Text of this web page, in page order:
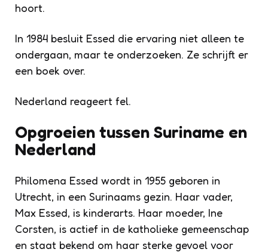
hoort.
In 1984 besluit Essed die ervaring niet alleen te
ondergaan, maar te onderzoeken. Ze schrijft er
een boek over.
Nederland reageert fel.
Opgroeien tussen Suriname en
Nederland
Philomena Essed wordt in 1955 geboren in
Utrecht, in een Surinaams gezin. Haar vader,
Max Essed, is kinderarts. Haar moeder, Ine
Corsten, is actief in de katholieke gemeenschap
en staat bekend om haar sterke gevoel voor